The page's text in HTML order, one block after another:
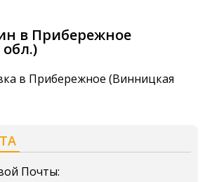
в Прибережное
в Прибережное (Винницкая
Почты: